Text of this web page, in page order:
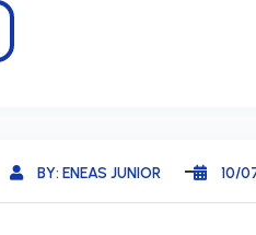
BY: ENEAS JUNIOR 10/